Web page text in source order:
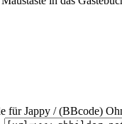
für Jappy / (BBcode)